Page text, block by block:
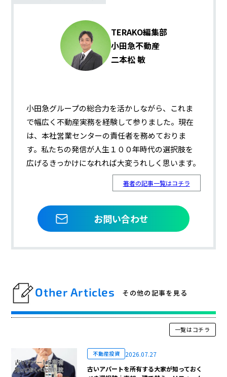
TERAKO編集部
小田急不動産
二本松 敏
小田急グループの総合力を活かしながら、これま
で幅広く不動産実務を経験して参りました。現在
は、本社営業センターの責任者を務めておりま
す。私たちの発信が人生１００年時代の選択肢を
広げるきっかけになれれば大変うれしく思います。
著者の記事一覧はコチラ
お問い合わせ
Other Articles その他の記事を見る
一覧はコチラ
不動産投資
2026.07.27
古いアパートを所有する大家が知っておく